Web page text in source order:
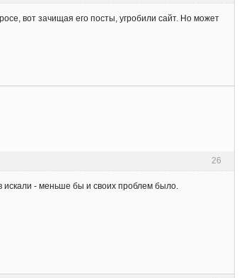
вот зачищая его посты, угробили сайт. Но может
26
- меньше бы и своих проблем было.